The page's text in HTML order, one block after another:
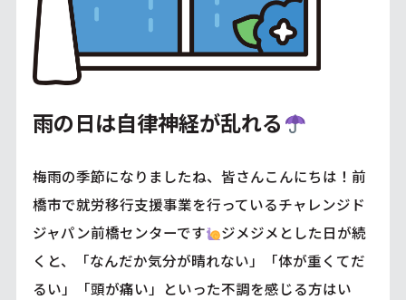
雨の日は自律神経が乱れる
梅雨の季節になりましたね、皆さんこんにちは！前
橋市で就労移行支援事業を行っているチャレンジド
ジャパン前橋センターです
ジメジメとした日が続
くと、「なんだか気分が晴れない」「体が重くてだ
るい」「頭が痛い」といった不調を感じる方はい